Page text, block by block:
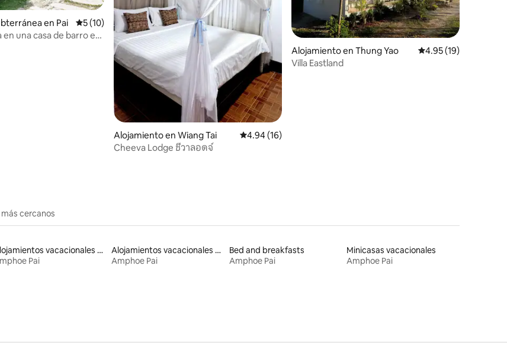
5, 28 reseñas
en Pai Calificación promedio: 5 de 5, 10 reseñas
5 (10)
en una casa de barro en
Alojamiento en Wiang Tai Calificación promedio: 4.94 de 5, 16 reseñas
4.94 (16)
Cheeva Lodge ชีวาลอดจ์
Alojamiento en Thung Yao Calificación
4.95 (19)
Villa Eastland
cercanos
Alojamientos vacacionales con piscina
Pai
Alojamientos vacacionales para familias
Amphoe Pai
Bed and breakfasts
Amphoe Pai
Minicasas vacacionales
Amphoe Pai